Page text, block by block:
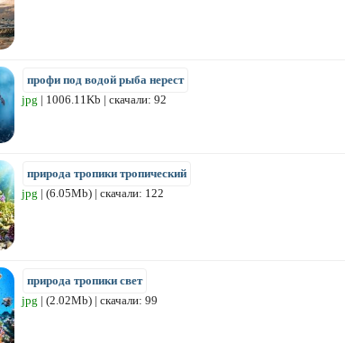
профи под водой рыба нерест
jpg | 1006.11Kb | скачали: 92
природа тропики тропический
jpg | (6.05Mb) | скачали: 122
природа тропики свет
jpg | (2.02Mb) | скачали: 99